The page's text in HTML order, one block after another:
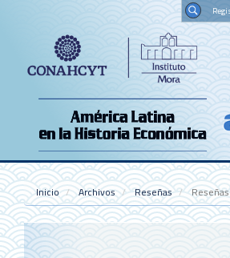
Contenido
principal
Barra
Inicio Archivos Reseñas Reseñas